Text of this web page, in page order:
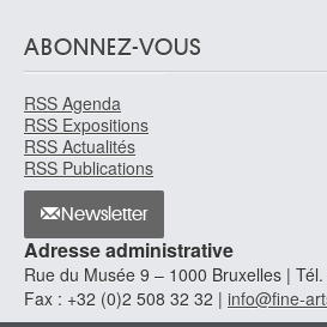
ABONNEZ-VOUS
RSS Agenda
RSS Expositions
RSS Actualités
RSS Publications
Newsletter
Adresse administrative
Rue du Musée 9 – 1000 Bruxelles |
Fax : +32 (0)2 508 32 32 | info@fine-